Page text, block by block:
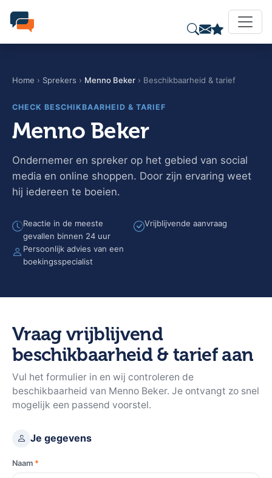
Home › Sprekers › Menno Beker › Beschikbaarheid & tarief
CHECK BESCHIKBAARHEID & TARIEF
Menno Beker
Ondernemer en spreker op het gebied van social
media en online shoppen. Door zijn ervaring weet
hij iedereen te boeien.
Reactie in de meeste
gevallen binnen 24 uur
Vrijblijvende aanvraag
Persoonlijk advies van een
boekingsspecialist
Vraag vrijblijvend
beschikbaarheid & tarief aan
Vul het formulier in en wij controleren de
beschikbaarheid van Menno Beker. Je ontvangt zo snel
mogelijk een passend voorstel.
Je gegevens
Naam *